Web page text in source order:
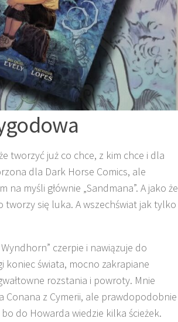
tworzyć już co chce, z kim chce i dla
dla Dark Horse Comics, ale
myśli głównie „Sandmana”. A jako że
tworzy się luka. A wszechświat jak tylko
czerpie i nawiązuje do
koniec świata, mocno zakrapiane
rozstania i powroty. Mnie
Conana z Cymerii, ale prawdopodobnie
do Howarda wiedzie kilka ścieżek.